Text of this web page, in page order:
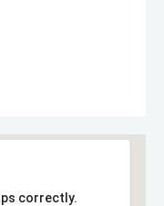
correctly.